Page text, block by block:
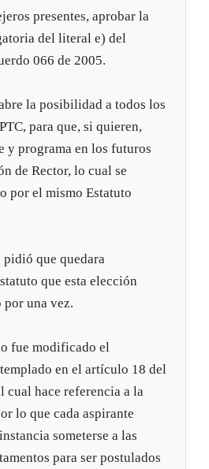
presentes, aprobar la
del literal e) del
066 de 2005.
la posibilidad a todos los
para que, si quieren,
y programa en los futuros
de Rector, lo cual se
por el mismo Estatuto
pidió que quedara
que esta elección
por una vez.
fue modificado el
en el artículo 18 del
cual hace referencia a la
lo que cada aspirante
someterse a las
para ser postulados